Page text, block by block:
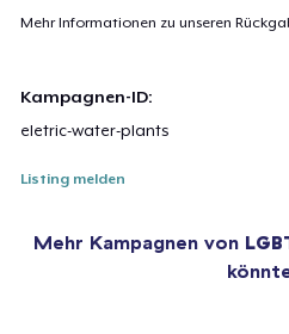
Mehr Informationen zu unseren
Kampagnen-ID:
eletric-water-plants
Listing melden
Mehr Kampagnen von